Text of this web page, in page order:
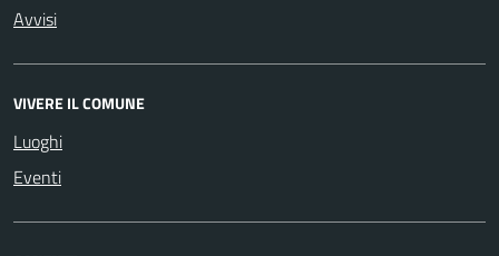
Avvisi
VIVERE IL COMUNE
Luoghi
Eventi